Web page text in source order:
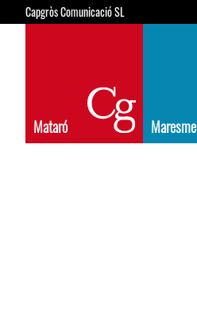
Capgròs Comunicació SL
Mataró Maresme